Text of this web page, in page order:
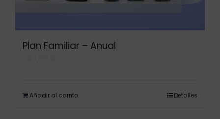
Plan Familiar – Anual
Añadir al carrito Detalles